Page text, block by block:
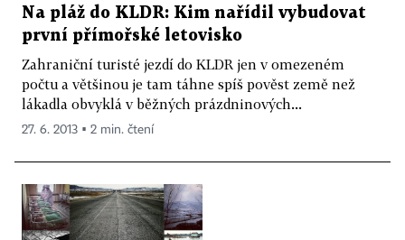
Na pláž do KLDR: Kim nařídil vybudovat
první přímořské letovisko
Zahraniční turisté jezdí do KLDR jen v omezeném
počtu a většinou je tam táhne spíš pověst země než
lákadla obvyklá v běžných prázdninových...
27. 6. 2013 ▪ 2 min. čtení